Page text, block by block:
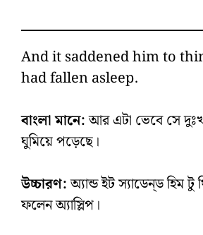
And it saddened him to
had fallen asleep.
বাংলা মানে:আর এটা ভেবে সে
ঘুমিয়ে পড়েছে।
উচ্চারণ:অ্যান্ড ইট স্যাডেন্‌ড হিম টু
ফলেন অ্যাস্লিপ।